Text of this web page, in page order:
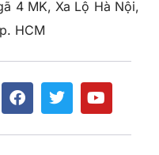
4 MK, Xa Lộ Hà Nội,
HCM